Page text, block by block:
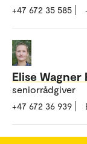
+47 672 35 585
Elise
seniorrådgiver
+47 672 36 939